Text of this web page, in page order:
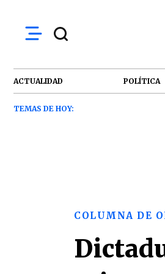
ACTUALIDAD POLÍTICA
TEMAS DE HOY:
COLUMNA DE